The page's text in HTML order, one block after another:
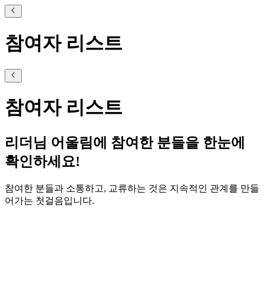
참여자 리스트
참여자 리스트
리더님 어울림에 참여한 분들을 한눈에
확인하세요!
참여한 분들과 소통하고, 교류하는 것은 지속적인 관계를 만들
어가는 첫걸음입니다.